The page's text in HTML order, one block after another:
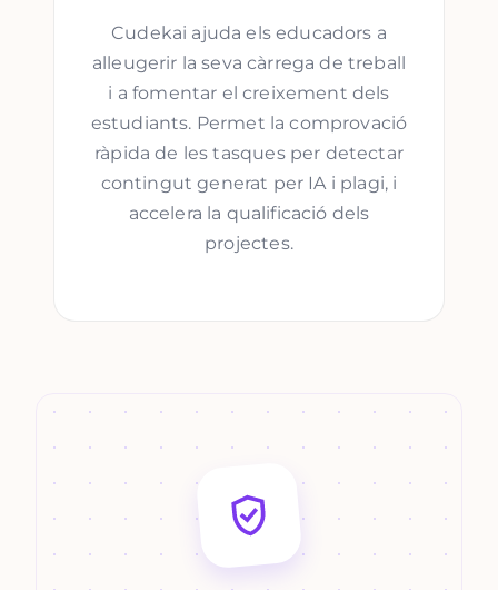
Cudekai ajuda els educadors a
alleugerir la seva càrrega de treball
i a fomentar el creixement dels
estudiants. Permet la comprovació
ràpida de les tasques per detectar
contingut generat per IA i plagi, i
accelera la qualificació dels
projectes.